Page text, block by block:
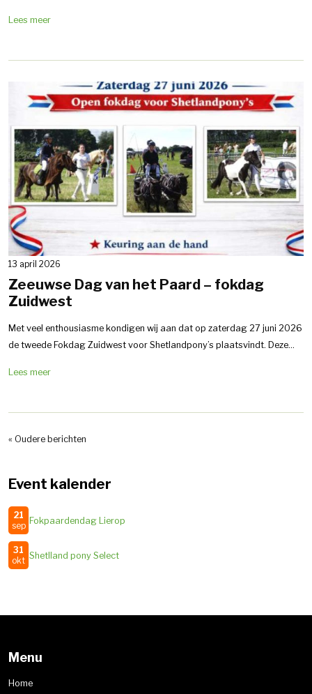
Lees meer
13 april 2026
Zeeuwse Dag van het Paard – fokdag
Zuidwest
Met veel enthousiasme kondigen wij aan dat op zaterdag 27 juni 2026
de tweede Fokdag Zuidwest voor Shetlandpony’s plaatsvindt. Deze...
Lees meer
« Oudere berichten
Event kalender
21
sep Fokpaardendag Lierop
31
okt Shetlland pony Select
Menu
Home